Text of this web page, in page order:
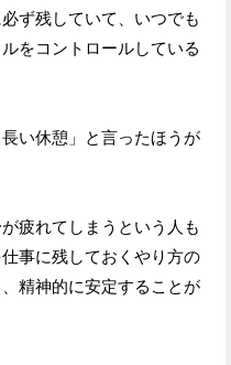
ず残していて、いつでも
をコントロールしている
い休憩」と言ったほうが
疲れてしまうという人も
事に残しておくやり方の
精神的に安定することが